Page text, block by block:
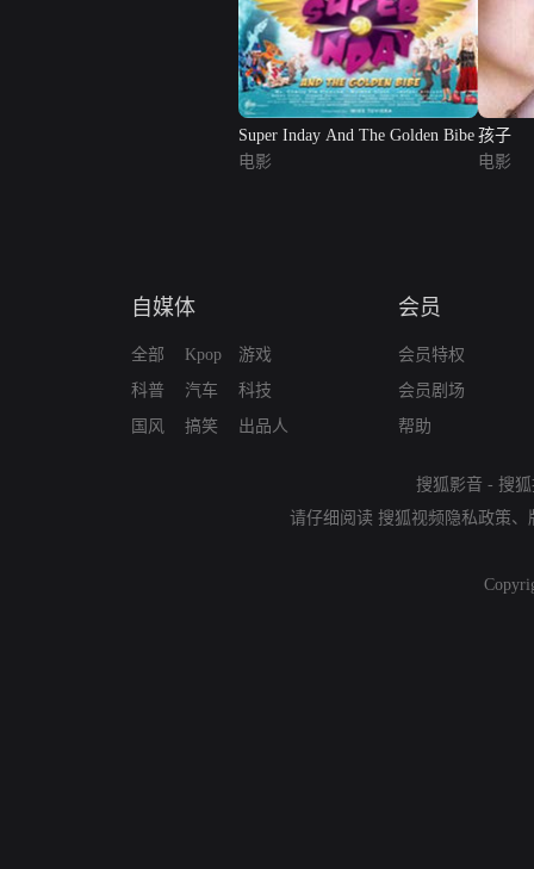
Super Inday And The Golden Bibe
电影
孩子
电影
自媒体
全部
科普
国风
Kpop
汽车
搞笑
游戏
科技
出品人
会员
会员特权
会员剧场
帮助
搜狐影音 - 搜
请仔细阅读 搜狐视频隐私政策、